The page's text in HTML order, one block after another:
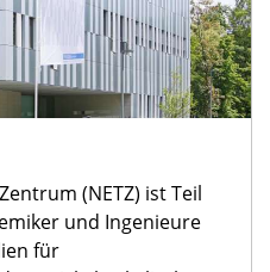
(NETZ) ist Teil
und Ingenieure
für